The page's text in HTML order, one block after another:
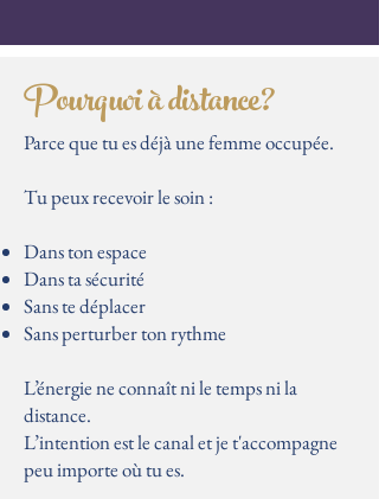
Pourquoi à distance?
Parce que tu es déjà une femme occupée.
Tu peux recevoir le soin :
Dans ton espace
Dans ta sécurité
Sans te déplacer
Sans perturber ton rythme
L’énergie ne connaît ni le temps ni la
distance.
L’intention est le canal et je t'accompagne
peu importe où tu es.